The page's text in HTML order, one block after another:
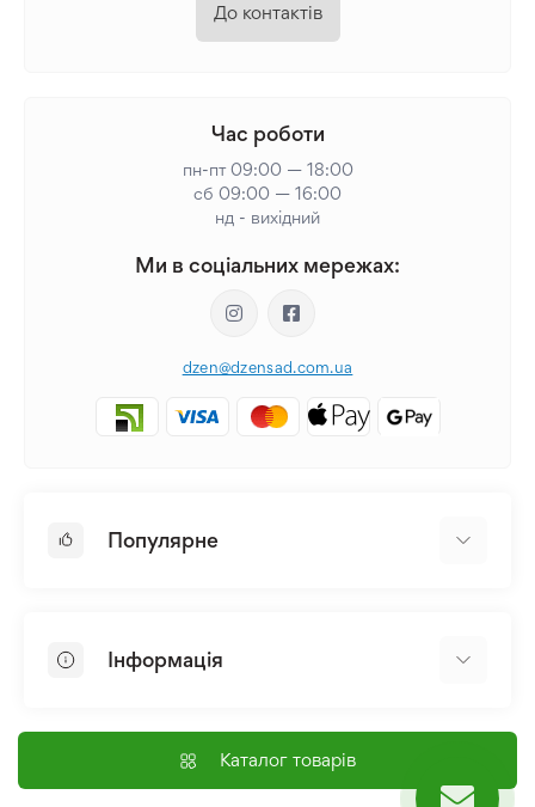
До контактів
Час роботи
пн-пт 09:00 — 18:00
сб 09:00 — 16:00
нд - вихідний
Ми в соціальних мережах:
dzen@dzensad.com.ua
Популярне
Лілія
Насіння
Інформація
Доставка і оплата
Контакти
Каталог товарів